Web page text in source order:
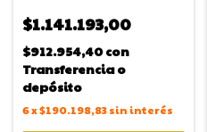
$1.141.193,00
$912.954,40con
Transferencia o
depósito
6x$190.198,83sin interés